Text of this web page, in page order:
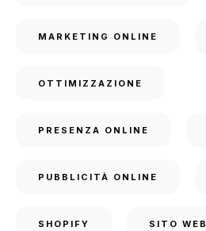
MARKETING ONLINE
OTTIMIZZAZIONE
PRESENZA ONLINE
PUBBLICITÀ ONLINE
SHOPIFY SITO WEB